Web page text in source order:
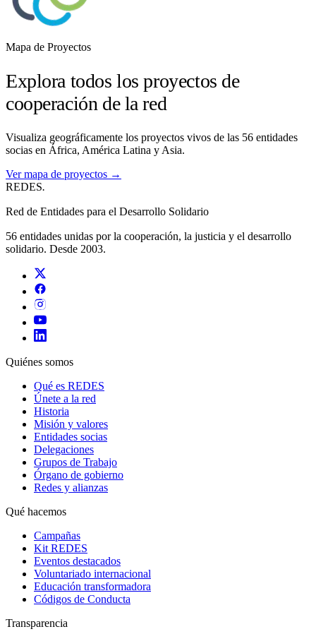
Mapa de Proyectos
Explora todos los proyectos de
cooperación de la red
Visualiza geográficamente los proyectos vivos de las 56 entidades
socias en África, América Latina y Asia.
Ver mapa de proyectos →
REDES.
Red de Entidades para el Desarrollo Solidario
56 entidades unidas por la cooperación, la justicia y el desarrollo
solidario. Desde 2003.
Quiénes somos
Qué es REDES
Únete a la red
Historia
Misión y valores
Entidades socias
Delegaciones
Grupos de Trabajo
Órgano de gobierno
Redes y alianzas
Qué hacemos
Campañas
Kit REDES
Eventos destacados
Voluntariado internacional
Educación transformadora
Códigos de Conducta
Transparencia